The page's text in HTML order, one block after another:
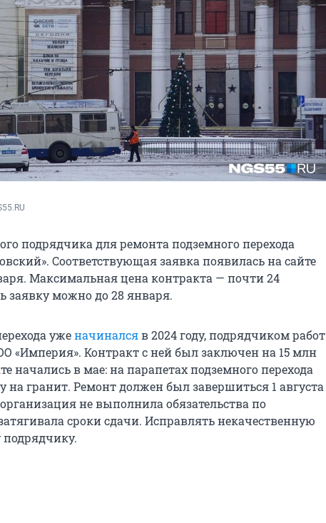
подрядчика для ремонта подземного перехода
Соответствующая заявка появилась на сайте
Максимальная цена контракта — почти 24
заявку можно до 28 января.
уженачиналсяв 2024 году, подрядчиком работ
«Империя». Контракт с ней был заключен на 15 млн
начались в мае: на парапетах подземного перехода
на гранит. Ремонт должен был завершиться 1 августа
не выполнила обязательства по
сроки сдачи. Исправлять некачественную
подрядчику.